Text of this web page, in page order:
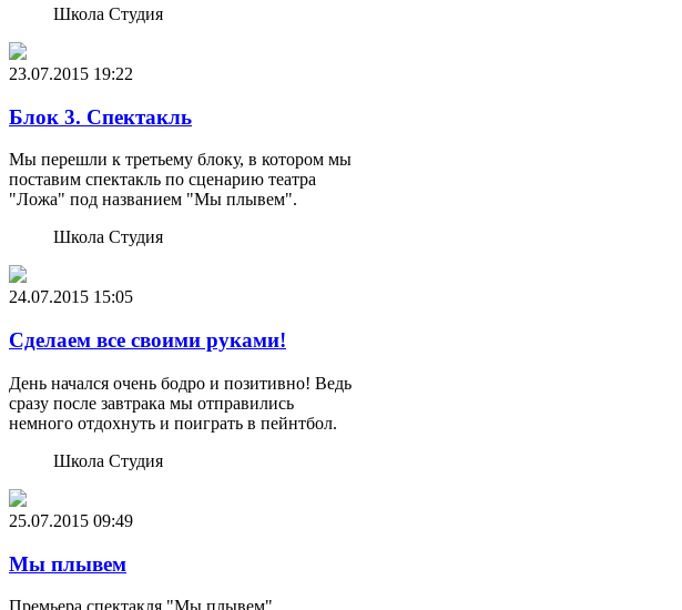
Школа Студия
23.07.2015 19:22
Блок 3. Спектакль
Мы перешли к третьему блоку, в котором мы
поставим спектакль по сценарию театра
"Ложа" под названием "Мы плывем".
Школа Студия
24.07.2015 15:05
Сделаем все своими руками!
День начался очень бодро и позитивно! Ведь
сразу после завтрака мы отправились
немного отдохнуть и поиграть в пейнтбол.
Школа Студия
25.07.2015 09:49
Мы плывем